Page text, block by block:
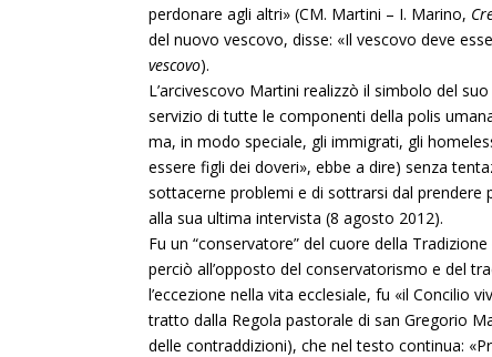
perdonare agli altri» (CM. Martini – I. Marino,
del nuovo vescovo, disse: «Il vescovo deve
vescovo).
L’arcivescovo Martini realizzò il simbolo del
servizio di tutte le componenti della polis
ma, in modo speciale, gli immigrati, gli
essere figli dei doveri», ebbe a dire) senza
sottacerne problemi e di sottrarsi dal prendere
alla sua ultima intervista (8 agosto 2012).
Fu un “conservatore” del cuore della
perciò all’opposto del conservatorismo e del
l’eccezione nella vita ecclesiale, fu «il Concilio
tratto dalla Regola pastorale di san Gregorio
delle contraddizioni), che nel testo continua: